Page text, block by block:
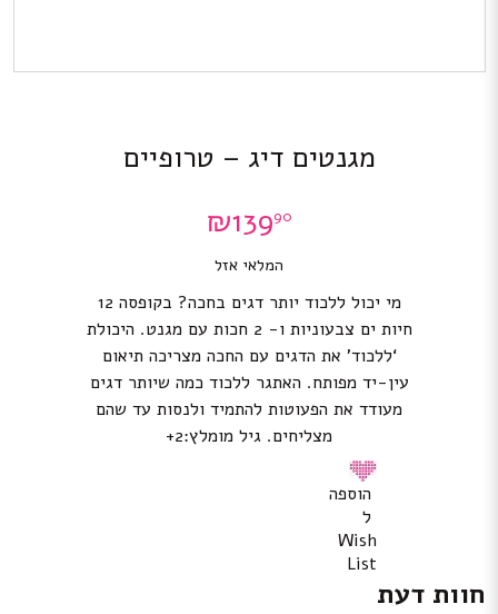
מגנטים דיג – טרופיים
₪13990
המלאי אזל
מי יכול ללכוד יותר דגים בחכה? בקופסה 12
חיות ים צבעוניות ו- 2 חכות עם מגנט. היכולת
‘ללכוד’ את הדגים עם החכה מצריכה תיאום
עין-יד מפותח. האתגר ללכוד כמה שיותר דגים
מעודד את הפעוטות להתמיד ולנסות עד שהם
מצליחים. גיל מומלץ:2+
הוספה
ל
Wish
List
חוות דעת